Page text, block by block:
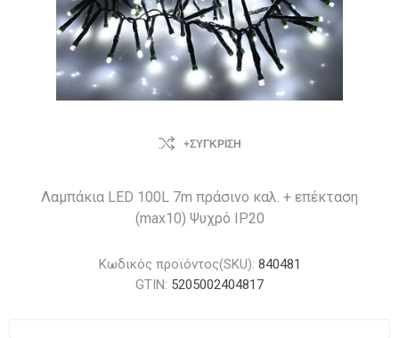
+ΣΎΓΚΡΙΣΗ
Λαμπάκια LED 100L 7m πράσινο καλ. + επέκταση
(max10) Ψυχρό IP20
Κωδικός προϊόντος(SKU): 840481
GTIN: 5205002404817